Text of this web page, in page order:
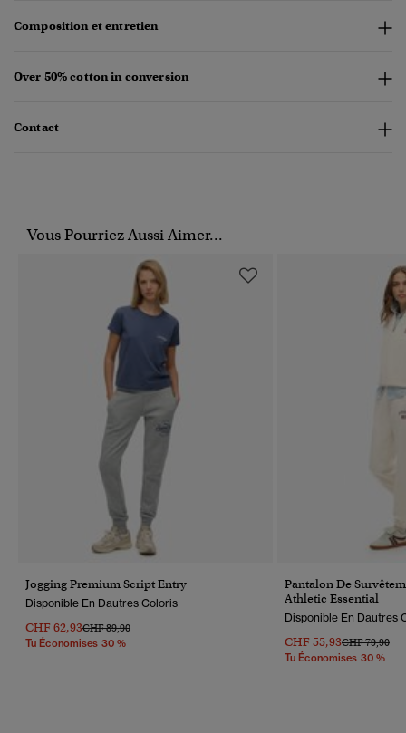
Composition et entretien
Over 50% cotton in conversion
Contact
Vous Pourriez Aussi Aimer...
Jogging Premium Script Entry
Disponible En Dautres Coloris
CHF 62,93Prix Réduit De
CHF 89,90À
Tu Économises 30 %
Pantalon De
Athletic Essential
Disponible En Dautres
CHF 55,93Prix Réduit De
CHF 79,90À
Tu Économises 30 %